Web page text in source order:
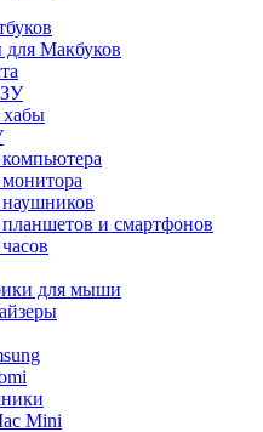
Макбуков
хабы
и смартфонов
для мыши
Mini